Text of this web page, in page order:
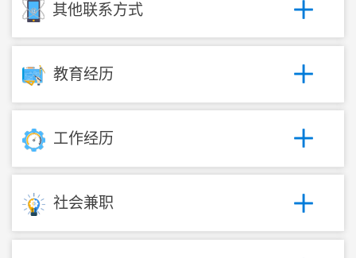
其他联系方式
教育经历
工作经历
社会兼职